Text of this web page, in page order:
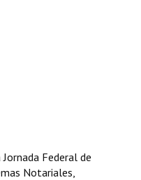
Federal de
Notariales,